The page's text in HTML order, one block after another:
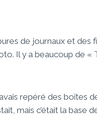
de journaux et des
Il y a beaucoup de
repéré des boîtes
mais c’était la base